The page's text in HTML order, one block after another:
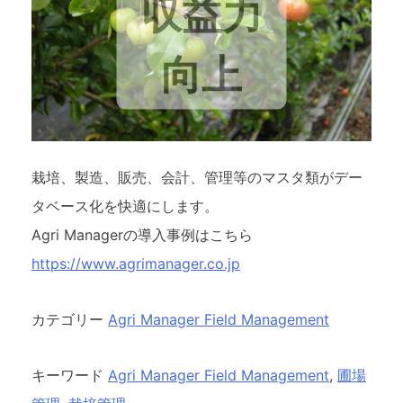
収益力
向上
栽培、製造、販売、会計、管理等のマスタ類がデー
タベース化を快適にします。
Agri Managerの導入事例はこちら
https://www.agrimanager.co.jp
カテゴリー Agri Manager Field Management
キーワード Agri Manager Field Management, 圃場